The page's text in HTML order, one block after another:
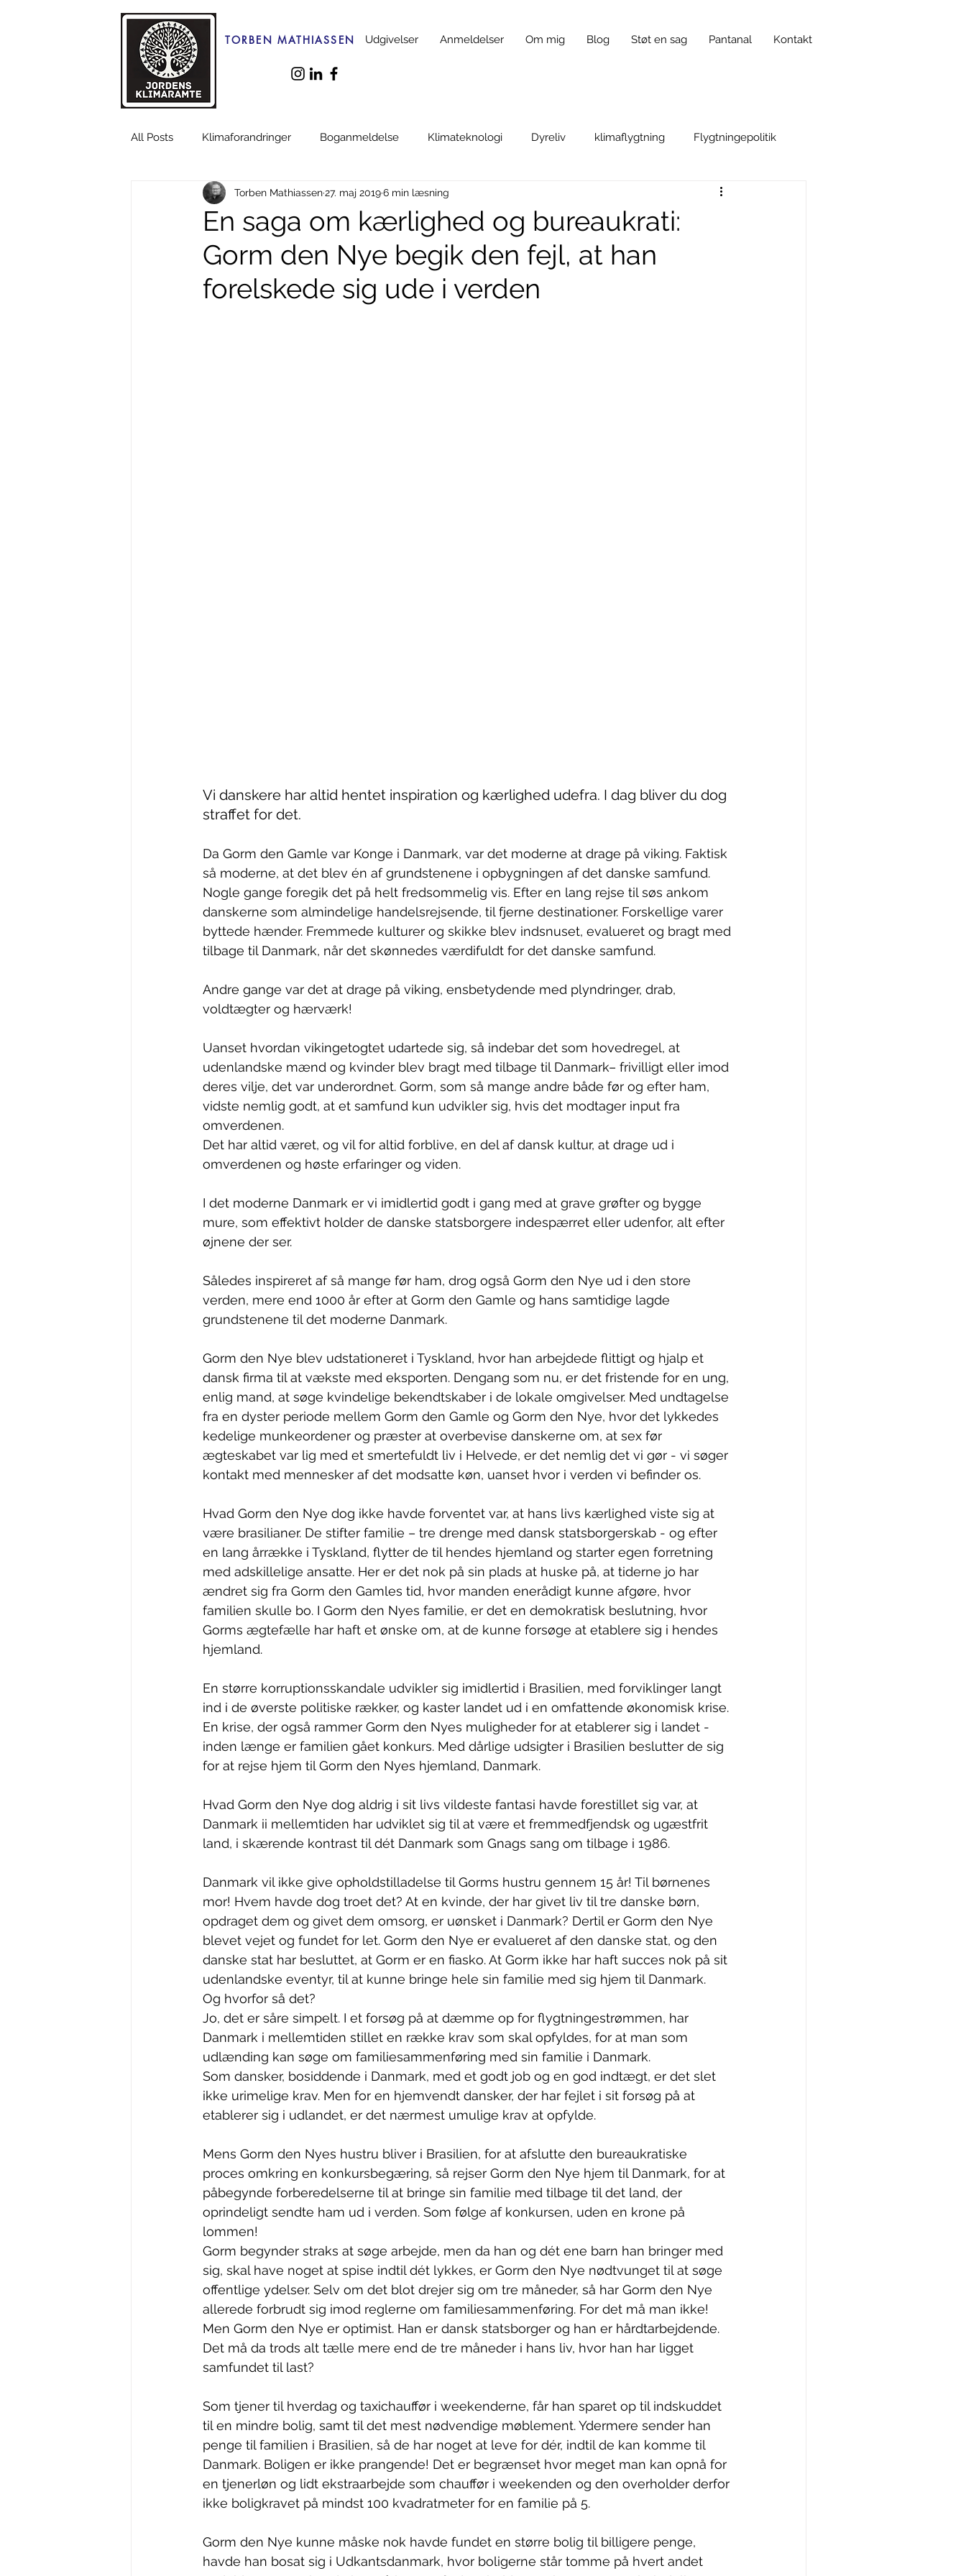
TORBEN MATHIASSEN Udgivelser Anmeldelser Om mig Blog Støt en sag Pantanal Kontakt
All Posts Klimaforandringer Boganmeldelse Klimateknologi Dyreliv klimaflygtning Flygtningepolitik
Konflikter Terror Jihadisme Biodiversitet Politisk korrekthed
Skønlitteratur
En saga om kærlighed og bureaukrati:
Gorm den Nye begik den fejl, at han
forelskede sig ude i verden
Torben Mathiassen27. maj 20196 min læsning
Vi danskere har altid hentet inspiration og kærlighed udefra. I dag bliver du dog
straffet for det.
Da Gorm den Gamle var Konge i Danmark, var det moderne at drage på viking. Faktisk
så moderne, at det blev én af grundstenene i opbygningen af det danske samfund.
Nogle gange foregik det på helt fredsommelig vis. Efter en lang rejse til søs ankom
danskerne som almindelige handelsrejsende, til fjerne destinationer. Forskellige varer
byttede hænder. Fremmede kulturer og skikke blev indsnuset, evalueret og bragt med
tilbage til Danmark, når det skønnedes værdifuldt for det danske samfund.
Andre gange var det at drage på viking, ensbetydende med plyndringer, drab,
voldtægter og hærværk!
Uanset hvordan vikingetogtet udartede sig, så indebar det som hovedregel, at
udenlandske mænd og kvinder blev bragt med tilbage til Danmark– frivilligt eller imod
deres vilje, det var underordnet. Gorm, som så mange andre både før og efter ham,
vidste nemlig godt, at et samfund kun udvikler sig, hvis det modtager input fra
omverdenen.
Det har altid været, og vil for altid forblive, en del af dansk kultur, at drage ud i
omverdenen og høste erfaringer og viden.
I det moderne Danmark er vi imidlertid godt i gang med at grave grøfter og bygge
mure, som effektivt holder de danske statsborgere indespærret eller udenfor, alt efter
øjnene der ser.
Således inspireret af så mange før ham, drog også Gorm den Nye ud i den store
verden, mere end 1000 år efter at Gorm den Gamle og hans samtidige lagde
grundstenene til det moderne Danmark.
Gorm den Nye blev udstationeret i Tyskland, hvor han arbejdede flittigt og hjalp et
dansk firma til at vækste med eksporten. Dengang som nu, er det fristende for en ung,
enlig mand, at søge kvindelige bekendtskaber i de lokale omgivelser. Med undtagelse
fra en dyster periode mellem Gorm den Gamle og Gorm den Nye, hvor det lykkedes
kedelige munkeordener og præster at overbevise danskerne om, at sex før
ægteskabet var lig med et smertefuldt liv i Helvede, er det nemlig det vi gør - vi søger
kontakt med mennesker af det modsatte køn, uanset hvor i verden vi befinder os.
Hvad Gorm den Nye dog ikke havde forventet var, at hans livs kærlighed viste sig at
være brasilianer. De stifter familie – tre drenge med dansk statsborgerskab - og efter
en lang årrække i Tyskland, flytter de til hendes hjemland og starter egen forretning
med adskillelige ansatte. Her er det nok på sin plads at huske på, at tiderne jo har
ændret sig fra Gorm den Gamles tid, hvor manden enerådigt kunne afgøre, hvor
familien skulle bo. I Gorm den Nyes familie, er det en demokratisk beslutning, hvor
Gorms ægtefælle har haft et ønske om, at de kunne forsøge at etablere sig i hendes
hjemland.
En større korruptionsskandale udvikler sig imidlertid i Brasilien, med forviklinger langt
ind i de øverste politiske rækker, og kaster landet ud i en omfattende økonomisk krise.
En krise, der også rammer Gorm den Nyes muligheder for at etablerer sig i landet -
inden længe er familien gået konkurs. Med dårlige udsigter i Brasilien beslutter de sig
for at rejse hjem til Gorm den Nyes hjemland, Danmark.
Hvad Gorm den Nye dog aldrig i sit livs vildeste fantasi havde forestillet sig var, at
Danmark ii mellemtiden har udviklet sig til at være et fremmedfjendsk og ugæstfrit
land, i skærende kontrast til dét Danmark som Gnags sang om tilbage i 1986.
Danmark vil ikke give opholdstilladelse til Gorms hustru gennem 15 år! Til børnenes
mor! Hvem havde dog troet det? At en kvinde, der har givet liv til tre danske børn,
opdraget dem og givet dem omsorg, er uønsket i Danmark? Dertil er Gorm den Nye
blevet vejet og fundet for let. Gorm den Nye er evalueret af den danske stat, og den
danske stat har besluttet, at Gorm er en fiasko. At Gorm ikke har haft succes nok på sit
udenlandske eventyr, til at kunne bringe hele sin familie med sig hjem til Danmark.
Og hvorfor så det?
Jo, det er såre simpelt. I et forsøg på at dæmme op for flygtningestrømmen, har
Danmark i mellemtiden stillet en række krav som skal opfyldes, for at man som
udlænding kan søge om familiesammenføring med sin familie i Danmark.
Som dansker, bosiddende i Danmark, med et godt job og en god indtægt, er det slet
ikke urimelige krav. Men for en hjemvendt dansker, der har fejlet i sit forsøg på at
etablerer sig i udlandet, er det nærmest umulige krav at opfylde.
Mens Gorm den Nyes hustru bliver i Brasilien, for at afslutte den bureaukratiske
proces omkring en konkursbegæring, så rejser Gorm den Nye hjem til Danmark, for at
påbegynde forberedelserne til at bringe sin familie med tilbage til det land, der
oprindeligt sendte ham ud i verden. Som følge af konkursen, uden en krone på
lommen!
Gorm begynder straks at søge arbejde, men da han og dét ene barn han bringer med
sig, skal have noget at spise indtil dét lykkes, er Gorm den Nye nødtvunget til at søge
offentlige ydelser. Selv om det blot drejer sig om tre måneder, så har Gorm den Nye
allerede forbrudt sig imod reglerne om familiesammenføring. For det må man ikke!
Men Gorm den Nye er optimist. Han er dansk statsborger og han er hårdtarbejdende.
Det må da trods alt tælle mere end de tre måneder i hans liv, hvor han har ligget
samfundet til last?
Som tjener til hverdag og taxichauffør i weekenderne, får han sparet op til indskuddet
til en mindre bolig, samt til det mest nødvendige møblement. Ydermere sender han
penge til familien i Brasilien, så de har noget at leve for dér, indtil de kan komme til
Danmark. Boligen er ikke prangende! Det er begrænset hvor meget man kan opnå for
en tjenerløn og lidt ekstraarbejde som chauffør i weekenden og den overholder derfor
ikke boligkravet på mindst 100 kvadratmeter for en familie på 5.
Gorm den Nye kunne måske nok havde fundet en større bolig til billigere penge,
havde han bosat sig i Udkantsdanmark, hvor boligerne står tomme på hvert andet